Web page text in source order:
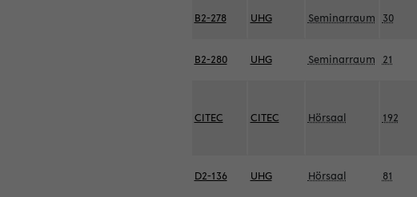
B2-278 UHG Seminarraum 30
B2-280 UHG Seminarraum 21
CITEC CITEC Hörsaal 192
D2-136 UHG Hörsaal 81